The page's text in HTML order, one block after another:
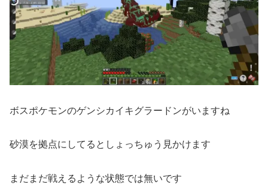
ボスポケモンのゲンシカイキグラードンがいますね
砂漠を拠点にしてるとしょっちゅう見かけます
まだまだ戦えるような状態では無いです